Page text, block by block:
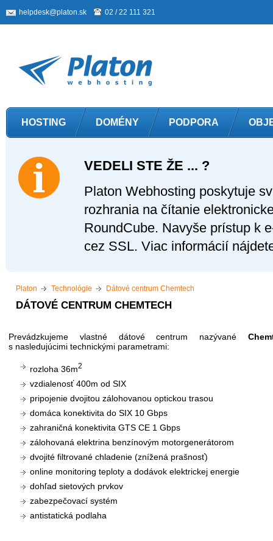
helpdesk@platon.sk 02 / 22 111 321
HOSTING DOMÉNY PODPORA
VEDELI STE ŽE ... ?
Platon Webhosting poskytuje
rozhrania na čítanie
RoundCube. Navyše prístup k
cez SSL. Viac informácií
Platon Technológie Dátové centrum Chemtech
DÁTOVÉ CENTRUM CHEMTECH
Prevádzkujeme vlastné dátové centrum nazývané
s nasledujúcimi technickými parametrami:
rozloha 36m2
vzdialenosť 400m od SIX
pripojenie dvojitou zálohovanou optickou trasou
domáca konektivita do SIX 10 Gbps
zahraničná konektivita GTS CE 1 Gbps
zálohovaná elektrina benzínovým motorgenerátorom
dvojité filtrované chladenie (znížená prašnosť)
online monitoring teploty a dodávok elektrickej energie
dohľad sietových prvkov
zabezpečovací systém
antistatická podlaha